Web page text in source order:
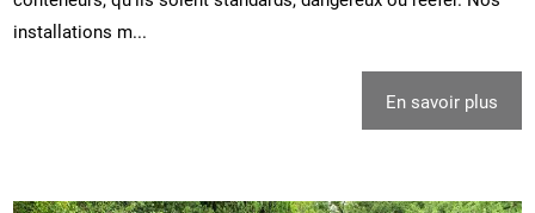
installations m...
En savoir plus